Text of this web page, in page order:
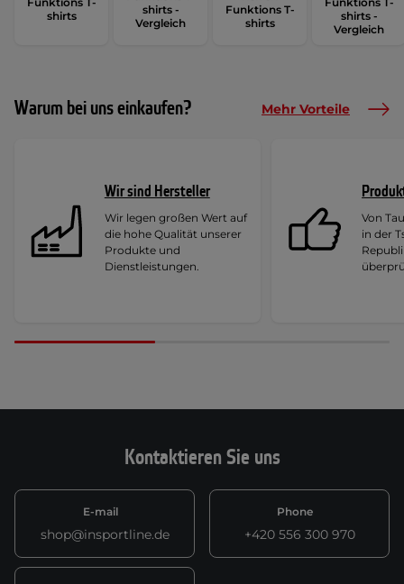
shirts
shirts -
Vergleich
Funktions T-
shirts
shirts -
Vergleich
Warum bei uns einkaufen? Mehr Vorteile
Wir sind Hersteller
Wir legen großen Wert auf
die hohe Qualität unserer
Produkte und
Dienstleistungen.
Von
in der
Kontaktieren Sie uns
E-mail
shop@insportline.de
Phone
+420 556 300 970